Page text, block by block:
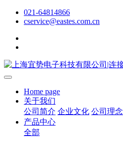
021-64814866
cservice@eastes.com.cn
Home page
关于我们
公司简介 企业文化 公司理念
产品中心
全部